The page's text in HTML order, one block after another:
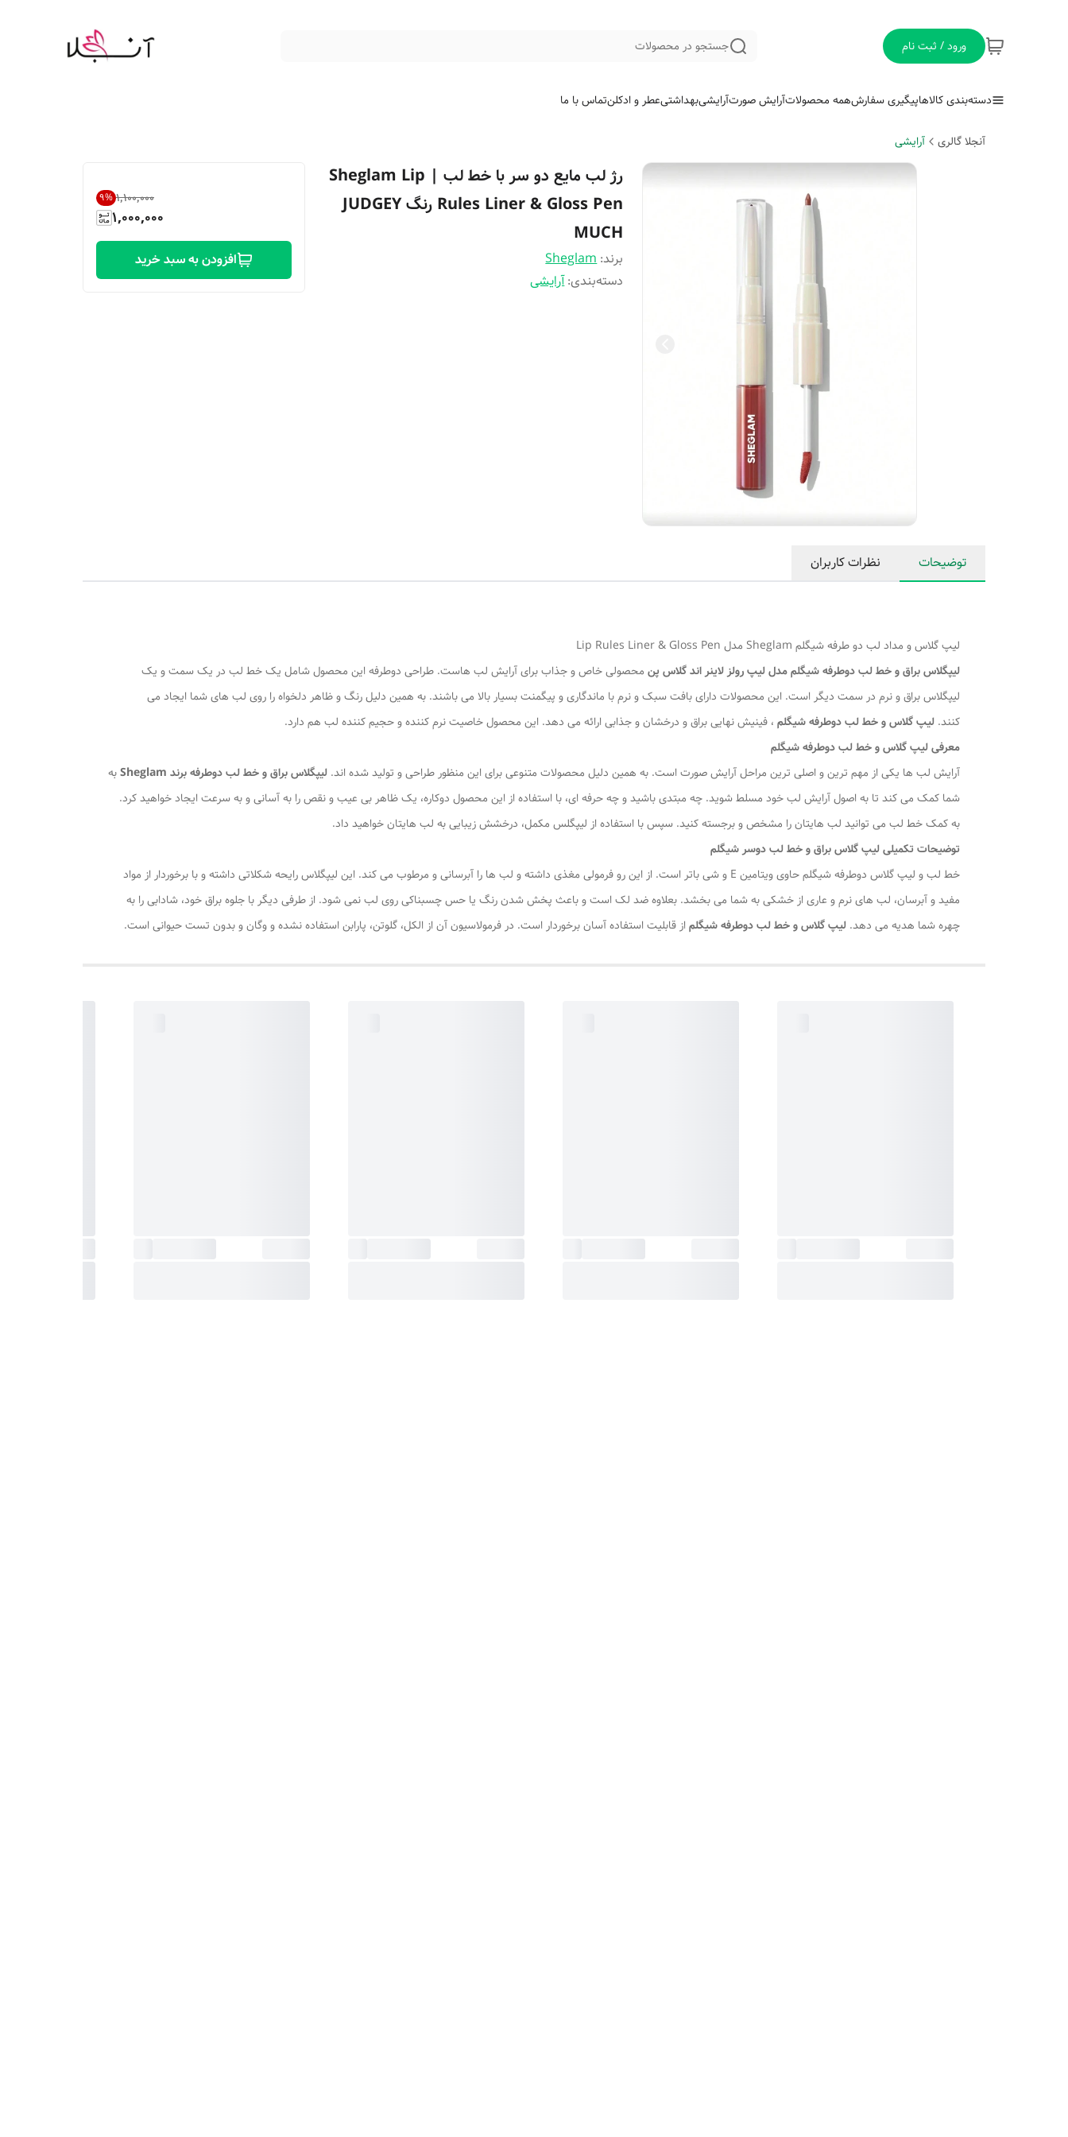
ورود / ثبت نام جستجو در محصولات
دسته‌بندی کالاهاپیگیری سفارشهمه محصولاتآرایش صورتآرایشیبهداشتیعطر و ادکلنتماس با ما
آنجلا گالری آرایشی
رژ لب مایع دو سر با خط لب | Sheglam Lip
Rules Liner & Gloss Pen رنگ JUDGEY
MUCH
برند:Sheglam
دسته‌بندی:آرایشی
۱٬۱۰۰٬۰۰۰ 9%
1,000,000
افزودن به سبد خرید
توضیحات نظرات کاربران
لیپ گلاس و مداد لب دو طرفه شیگلم Sheglam مدل Lip Rules Liner & Gloss Pen
لیپگلاس براق و خط لب دوطرفه شیگلم مدل لیپ رولز لاینر اند گلاس پن محصولی خاص و جذاب برای آرایش لب هاست. طراحی دوطرفه این محصول شامل یک خط لب در یک سمت و یک
لیپگلاس براق و نرم در سمت دیگر است. این محصولات دارای بافت سبک و نرم با ماندگاری و پیگمنت بسیار بالا می باشند. به همین دلیل رنگ و ظاهر دلخواه را روی لب های شما ایجاد می
کنند. لیپ گلاس و خط لب دوطرفه شیگلم ، فینیش نهایی براق و درخشان و جذابی ارائه می دهد. این محصول خاصیت نرم کننده و حجیم کننده لب هم دارد.
معرفی لیپ گلاس و خط لب دوطرفه شیگلم
آرایش لب ها یکی از مهم ترین و اصلی ترین مراحل آرایش صورت است. به همین دلیل محصولات متنوعی برای این منظور طراحی و تولید شده اند. لیپگلاس براق و خط لب دوطرفه برند Sheglam
به
شما کمک می کند تا به اصول آرایش لب خود مسلط شوید. چه مبتدی باشید و چه حرفه ای، با استفاده از این محصول دوکاره، یک ظاهر بی عیب و نقص را به آسانی و به سرعت ایجاد خواهید کرد.
به کمک خط لب می توانید لب هایتان را مشخص و برجسته کنید. سپس با استفاده از لیپگلس مکمل، درخشش زیبایی به لب هایتان خواهید داد.
توضیحات تکمیلی لیپ گلاس براق و خط لب دوسر شیگلم
خط لب و لیپ گلاس دوطرفه شیگلم حاوی ویتامین E و شی باتر است. از این رو فرمولی مغذی داشته و لب ها را آبرسانی و مرطوب می کند. این لیپگلاس رایحه شکلاتی داشته و با برخوردار از مواد
مفید و آبرسان، لب های نرم و عاری از خشکی به شما می بخشد. بعلاوه ضد لک است و باعث پخش شدن رنگ یا حس چسبناکی روی لب نمی شود. از طرفی دیگر با جلوه براق خود، شادابی را به
چهره شما هدیه می دهد. لیپ گلاس و خط لب دوطرفه شیگلم از قابلیت استفاده آسان برخوردار است. در فرمولاسیون آن از الکل، گلوتن، پارابن استفاده نشده و وگان و بدون تست حیوانی است.